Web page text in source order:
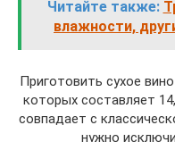
Читайте также:
влажности,
Приготовить сухое
которых составляет
совпадает с
нужно